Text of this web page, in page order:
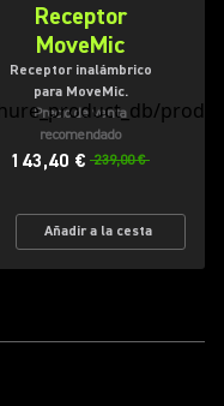
Receptor
MoveMic
Receptor inalámbrico
para MoveMic.
Precio de venta
recomendado
143,40 € 239,00 €
Añadir a la cesta